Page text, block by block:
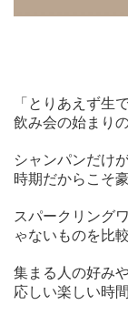
「とりあえず生
飲み会の始まりの
シャンパンだけ
時期だからこそ
スパークリング
ゃないものを比
集まる人の好み
応しい楽しい時